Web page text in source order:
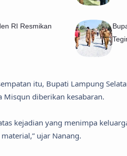
RI Resmikan
itu, Bupati Lampung
diberikan kesabaran.
kejadian yang menimpa
ujar Nanang.